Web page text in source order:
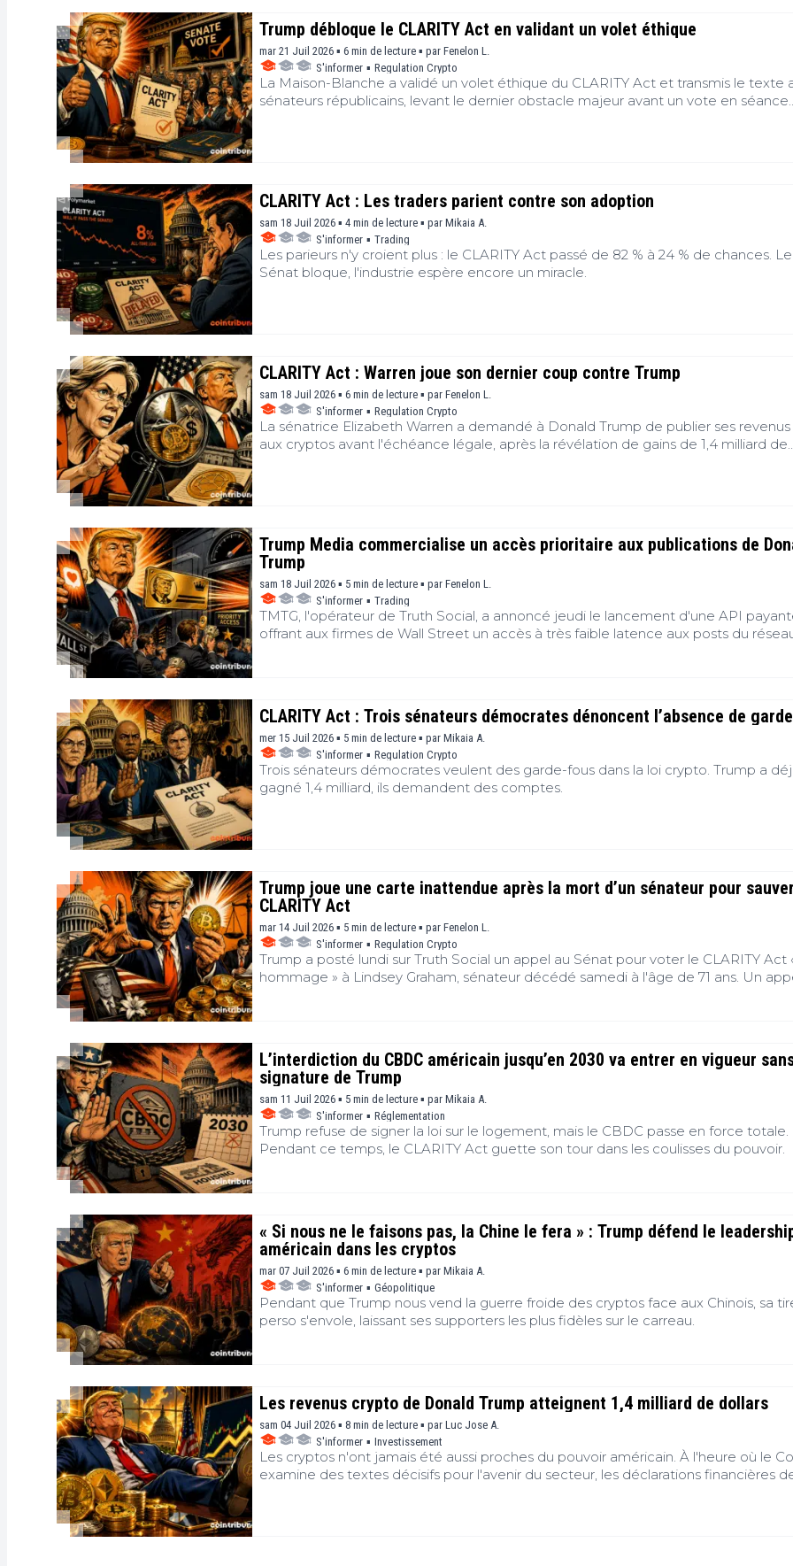
l'adoption d'une réforme très attendue par l'industrie.
Trump débloque le CLARITY Act en validant un volet éthique
mar 21 Juil 2026 ▪ 6 min de lecture ▪ par Fenelon L.
S'informer ▪ Regulation Crypto
La Maison-Blanche a validé un volet éthique du CLARITY Act et transmis le texte
sénateurs républicains, levant le dernier obstacle majeur avant un vote en séance.
CLARITY Act : Les traders parient contre son adoption
sam 18 Juil 2026 ▪ 4 min de lecture ▪ par Mikaia A.
S'informer ▪ Trading
Les parieurs n'y croient plus : le CLARITY Act passé de 82 % à 24 % de chances. Le
Sénat bloque, l'industrie espère encore un miracle.
CLARITY Act : Warren joue son dernier coup contre Trump
sam 18 Juil 2026 ▪ 6 min de lecture ▪ par Fenelon L.
S'informer ▪ Regulation Crypto
La sénatrice Elizabeth Warren a demandé à Donald Trump de publier ses revenus
aux cryptos avant l'échéance légale, après la révélation de gains de 1,4 milliard de
Trump Media commercialise un accès prioritaire aux publications de
Trump
sam 18 Juil 2026 ▪ 5 min de lecture ▪ par Fenelon L.
S'informer ▪ Trading
TMTG, l'opérateur de Truth Social, a annoncé jeudi le lancement d'une API
offrant aux firmes de Wall Street un accès à très faible latence aux posts du
CLARITY Act : Trois sénateurs démocrates dénoncent l’absence de
mer 15 Juil 2026 ▪ 5 min de lecture ▪ par Mikaia A.
S'informer ▪ Regulation Crypto
Trois sénateurs démocrates veulent des garde-fous dans la loi crypto. Trump a
gagné 1,4 milliard, ils demandent des comptes.
Trump joue une carte inattendue après la mort d’un sénateur pour
CLARITY Act
mar 14 Juil 2026 ▪ 5 min de lecture ▪ par Fenelon L.
S'informer ▪ Regulation Crypto
Trump a posté lundi sur Truth Social un appel au Sénat pour voter le CLARITY Act
hommage » à Lindsey Graham, sénateur décédé samedi à l'âge de 71 ans. Un
L’interdiction du CBDC américain jusqu’en 2030 va entrer en vigueur
signature de Trump
sam 11 Juil 2026 ▪ 5 min de lecture ▪ par Mikaia A.
S'informer ▪ Réglementation
Trump refuse de signer la loi sur le logement, mais le CBDC passe en force totale.
Pendant ce temps, le CLARITY Act guette son tour dans les coulisses du pouvoir.
« Si nous ne le faisons pas, la Chine le fera » : Trump défend le
américain dans les cryptos
mar 07 Juil 2026 ▪ 6 min de lecture ▪ par Mikaia A.
S'informer ▪ Géopolitique
Pendant que Trump nous vend la guerre froide des cryptos face aux Chinois, sa
perso s'envole, laissant ses supporters les plus fidèles sur le carreau.
Les revenus crypto de Donald Trump atteignent 1,4 milliard de dollars
sam 04 Juil 2026 ▪ 8 min de lecture ▪ par Luc Jose A.
S'informer ▪ Investissement
Les cryptos n'ont jamais été aussi proches du pouvoir américain. À l'heure où le
examine des textes décisifs pour l'avenir du secteur, les déclarations financières